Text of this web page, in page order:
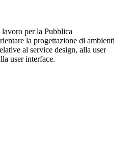
per la Pubblica
la progettazione di ambienti
al service design, alla user
user interface.